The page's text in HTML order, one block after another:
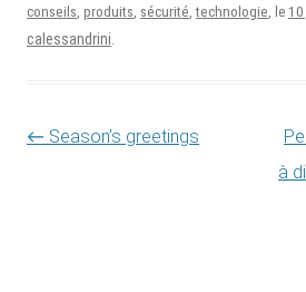
conseils produits sécurité ,technologie , le
calessandrini
Navigation des articles
← Season’s greetings
à